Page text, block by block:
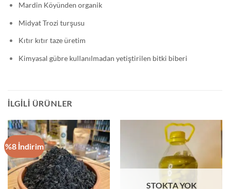
Mardin Köyünden organik
Midyat Trozi turşusu
Kıtır kıtır taze üretim
Kimyasal gübre kullanılmadan yetiştirilen bitki biberi
İLGILI ÜRÜNLER
%8 İndirim
STOKTA YOK